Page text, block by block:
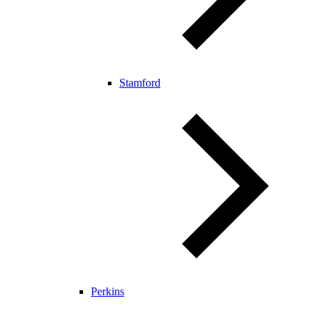
Stamford
Perkins